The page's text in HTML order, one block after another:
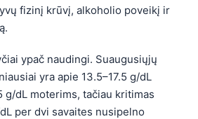
fizinį krūvį, alkoholio poveikį ir
ypač naudingi. Suaugusiųjų
yra apie 13.5–17.5 g/dL
g/dL moterims, tačiau kritimas
per dvi savaites nusipelno